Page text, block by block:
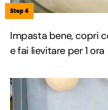
Step 4
Impasta bene, copri
e fai lievitare per 1 ora